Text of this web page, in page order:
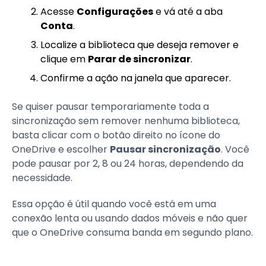
Acesse Configuraçõese vá até a aba
Conta.
Localize a biblioteca que deseja remover e
clique em Parar de sincronizar.
Confirme a ação na janela que aparecer.
Se quiser pausar temporariamente toda a
sincronização sem remover nenhuma biblioteca,
basta clicar com o botão direito no ícone do
OneDrive e escolher Pausar sincronização. Você
pode pausar por 2, 8 ou 24 horas, dependendo da
necessidade.
Essa opção é útil quando você está em uma
conexão lenta ou usando dados móveis e não quer
que o OneDrive consuma banda em segundo plano.